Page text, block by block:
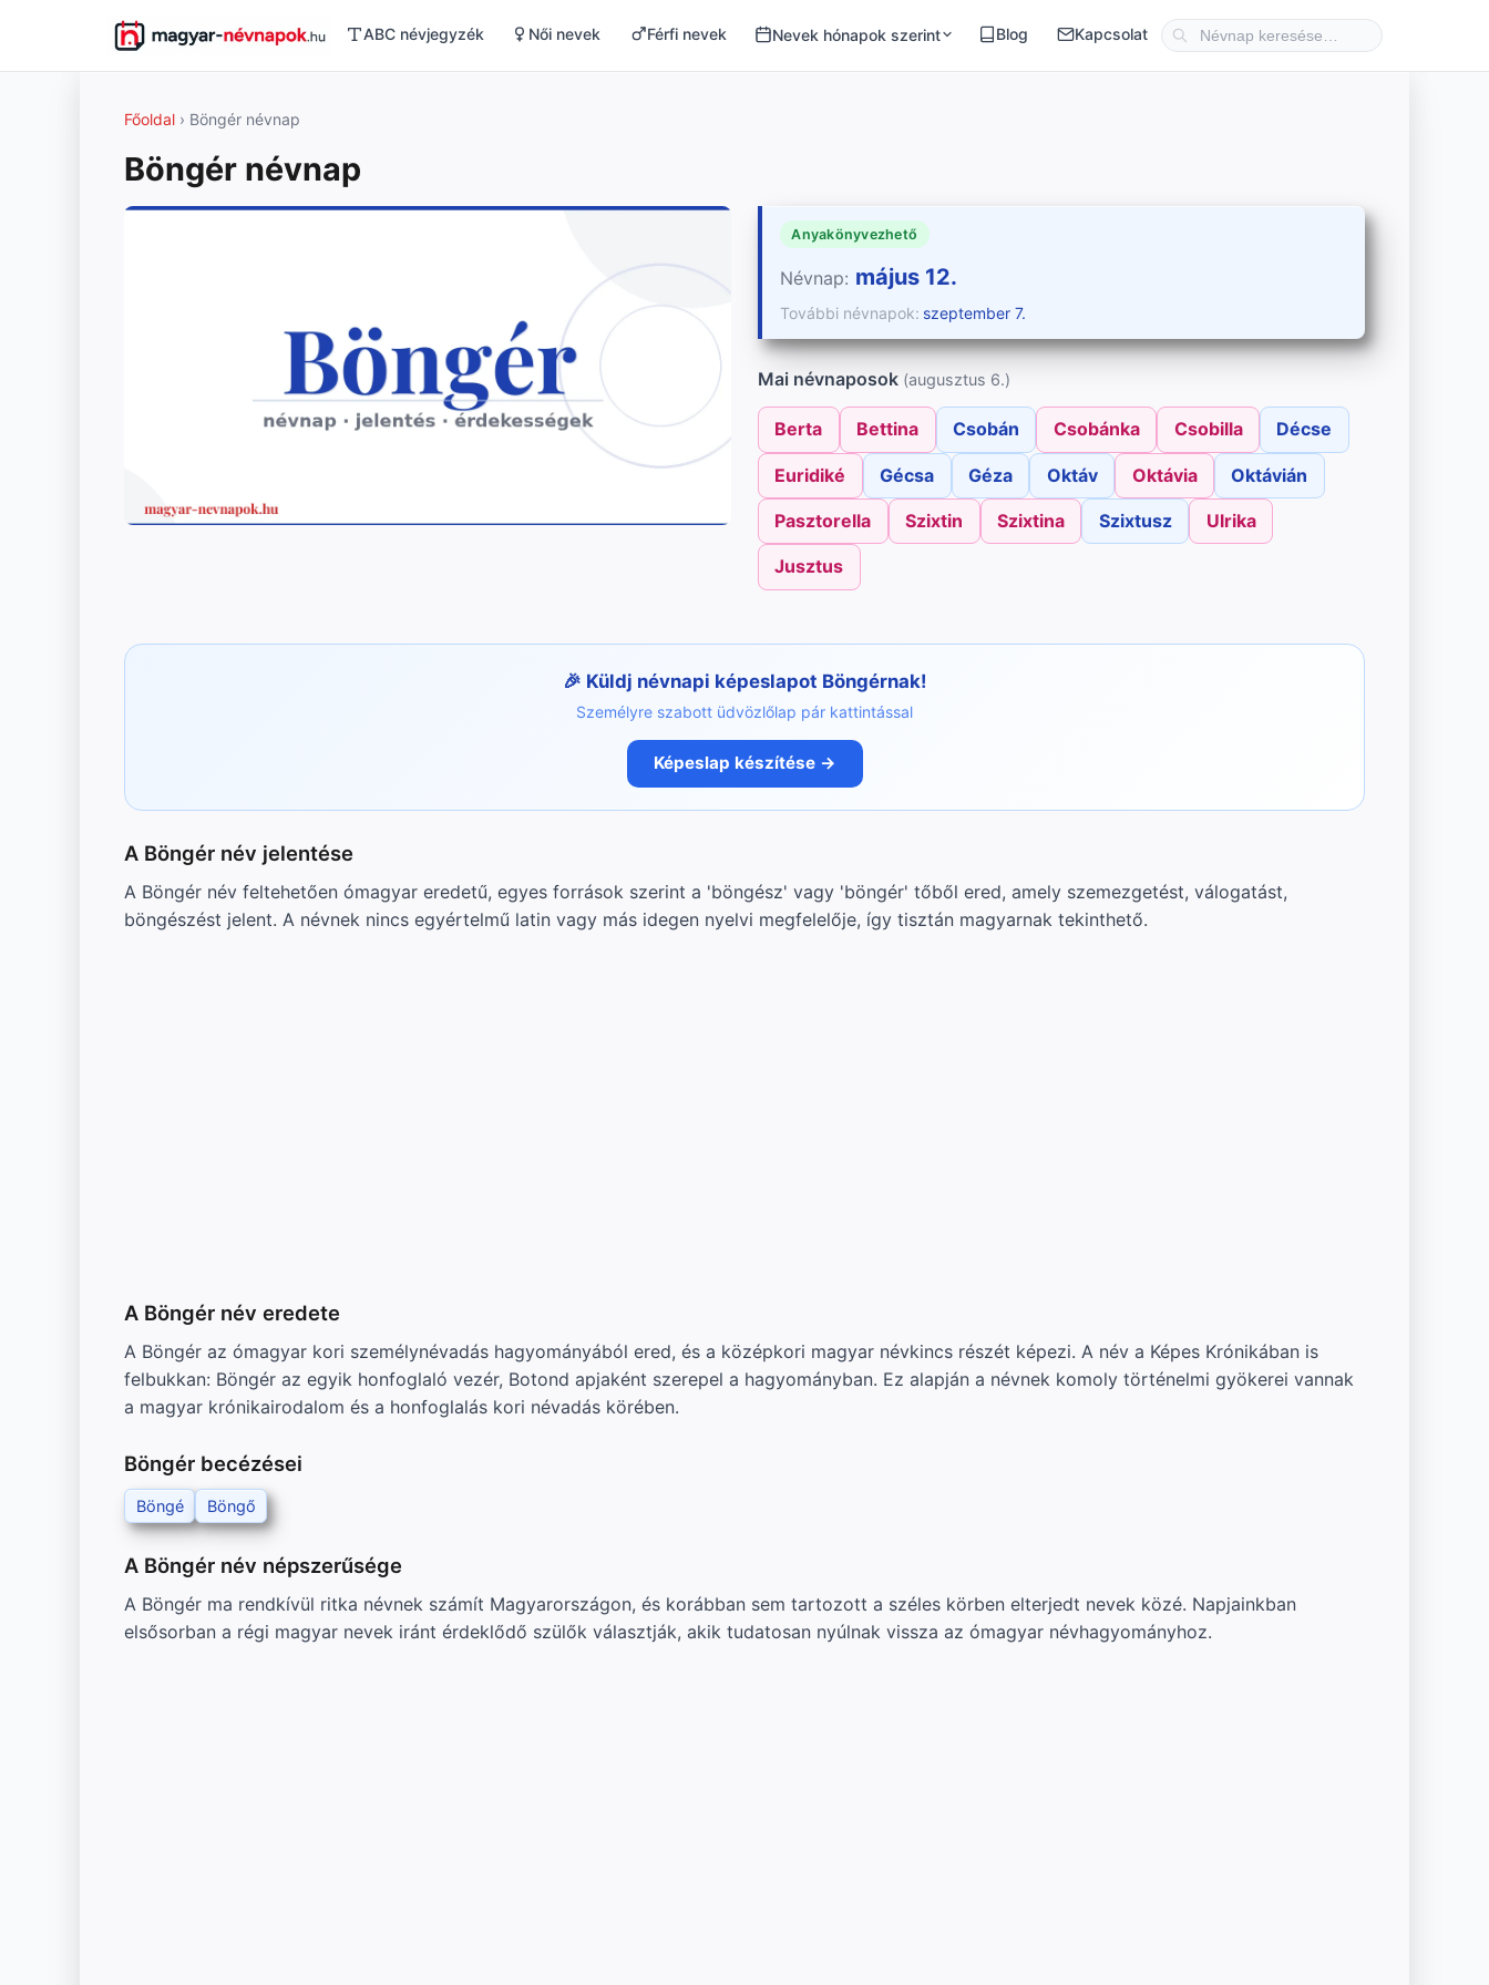
ABC névjegyzék Női nevek Férfi nevek Nevek hónapok szerint Blog Kapcsolat
Főoldal › Böngér névnap
Böngér névnap
Anyakönyvezhető
Névnap: május 12.
További névnapok: szeptember 7.
Mai névnaposok (augusztus 6.)
Berta Bettina Csobán Csobánka Csobilla Décse
Euridiké Gécsa Géza Oktáv Oktávia Oktávián
Pasztorella Szixtin Szixtina Szixtusz Ulrika
Jusztus
Küldj névnapi képeslapot Böngérnak!
Személyre szabott üdvözlőlap pár kattintással
Képeslap készítése →
A Böngér név jelentése
A Böngér név feltehetően ómagyar eredetű, egyes források szerint a 'böngész' vagy 'böngér' tőből ered, amely szemezgetést, válogatást,
böngészést jelent. A névnek nincs egyértelmű latin vagy más idegen nyelvi megfelelője, így tisztán magyarnak tekinthető.
A Böngér név eredete
A Böngér az ómagyar kori személynévadás hagyományából ered, és a középkori magyar névkincs részét képezi. A név a Képes Krónikában is
felbukkan: Böngér az egyik honfoglaló vezér, Botond apjaként szerepel a hagyományban. Ez alapján a névnek komoly történelmi gyökerei vannak
a magyar krónikairodalom és a honfoglalás kori névadás körében.
Böngér becézései
Böngé Böngő
A Böngér név népszerűsége
A Böngér ma rendkívül ritka névnek számít Magyarországon, és korábban sem tartozott a széles körben elterjedt nevek közé. Napjainkban
elsősorban a régi magyar nevek iránt érdeklődő szülők választják, akik tudatosan nyúlnak vissza az ómagyar névhagyományhoz.